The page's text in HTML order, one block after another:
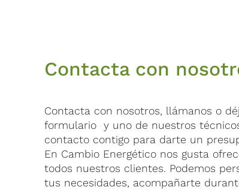
Contacta con
Contacta con nosotros, llámanos o
formulario y uno de nuestros
contacto contigo para darte un
En Cambio Energético nos gusta
todos nuestros clientes. Podemos
tus necesidades, acompañarte